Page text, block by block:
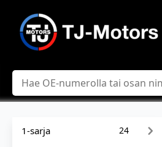
Hae
1-sarja 24